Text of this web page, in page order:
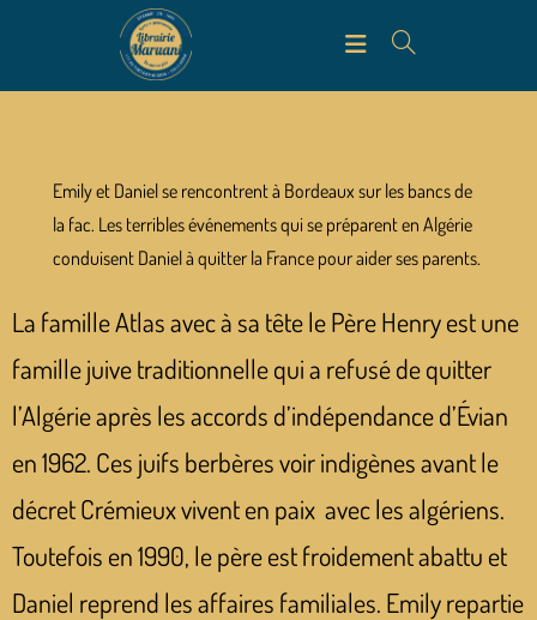
Emily et Daniel se rencontrent à Bordeaux sur les bancs de
la fac. Les terribles événements qui se préparent en Algérie
conduisent Daniel à quitter la France pour aider ses parents.
La famille Atlas avec à sa tête le Père Henry est une
famille juive traditionnelle qui a refusé de quitter
l’Algérie après les accords d’indépendance d’Évian
en 1962. Ces juifs berbères voir indigènes avant le
décret Crémieux vivent en paix avec les algériens.
Toutefois en 1990, le père est froidement abattu et
Daniel reprend les affaires familiales. Emily repartie